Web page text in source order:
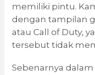
memiliki pintu.
dengan tampilan
atau Call of Duty,
tersebut tidak
Sebenarnya